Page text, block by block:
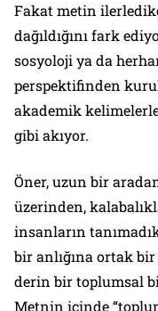
Fakat metin
dağıldığını fark
sosyoloji ya da
perspektifinden
akademik
gibi akıyor.
Öner, uzun bir
üzerinden,
insanların
bir anlığına ortak
derin bir toplumsal
Metnin içinde